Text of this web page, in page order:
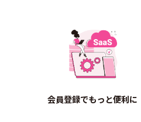
会員登録でもっと便利に